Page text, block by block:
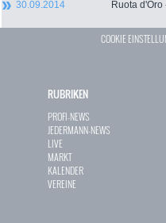
30.09.2014
Ruota
COOKIE
RUBRIKEN
PROFI-NEWS
JEDERMANN-NEWS
LIVE
MARKT
KALENDER
VEREINE